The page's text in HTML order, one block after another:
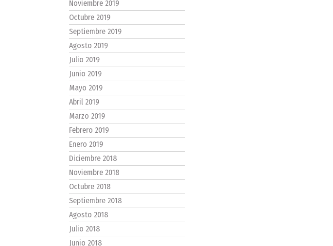
Noviembre 2019
Octubre 2019
Septiembre 2019
Agosto 2019
Julio 2019
Junio 2019
Mayo 2019
Abril 2019
Marzo 2019
Febrero 2019
Enero 2019
Diciembre 2018
Noviembre 2018
Octubre 2018
Septiembre 2018
Agosto 2018
Julio 2018
Junio 2018